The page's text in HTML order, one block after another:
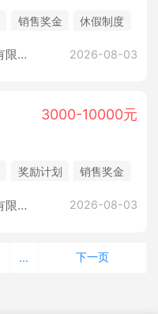
销售奖金
休假制度
眉山数理阶梯教育科技发展有限公司 2026-08-03
3000-10000元
奖励计划
销售奖金
眉山数理阶梯教育科技发展有限公司 2026-08-03
... 下一页